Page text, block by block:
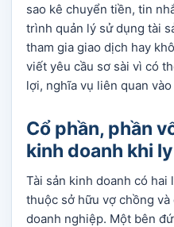
sao kê chuyển tiền, tin
trình quản lý sử dụng tài
tham gia giao dịch hay
viết yêu cầu sơ sài vì có
lợi, nghĩa vụ liên quan vào
Cổ phần, phần
kinh doanh khi
Tài sản kinh doanh có hai
thuộc sở hữu vợ chồng
doanh nghiệp. Một bên